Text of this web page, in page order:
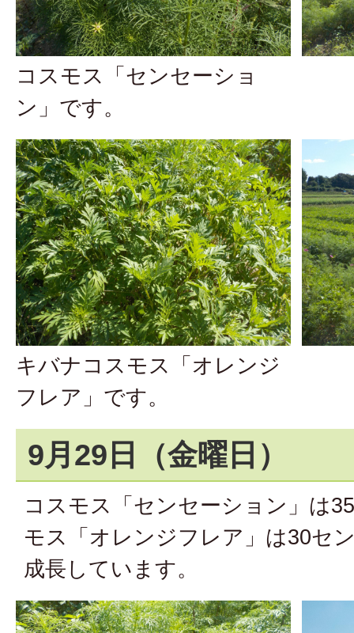
コスモス「センセーショ
ン」です。
キバナコスモス「オレンジ
フレア」です。
9月29日（金曜日）
コスモス「センセーション」は
モス「オレンジフレア」は30セ
成長しています。